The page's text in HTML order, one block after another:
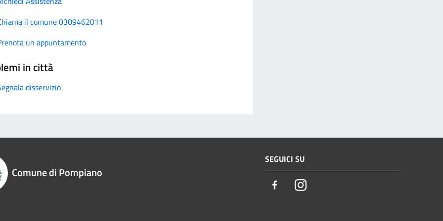
il comune 0309462011
un appuntamento
in città
disservizio
Comune di Pompiano
SEGUICI SU
FacebookInstagram